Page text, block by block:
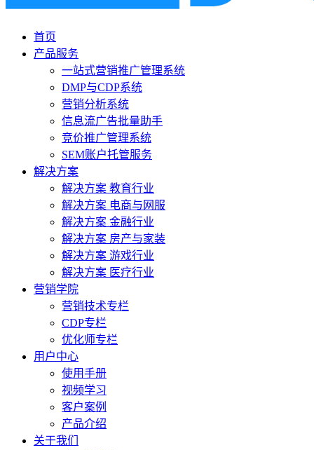
首页
产品服务
一站式营销推广管理系统
DMP与CDP系统
营销分析系统
信息流广告批量助手
竞价推广管理系统
SEM账户托管服务
解决方案
解决方案 教育行业
解决方案 电商与网服
解决方案 金融行业
解决方案 房产与家装
解决方案 游戏行业
解决方案 医疗行业
营销学院
营销技术专栏
CDP专栏
优化师专栏
用户中心
使用手册
视频学习
客户案例
产品介绍
关于我们